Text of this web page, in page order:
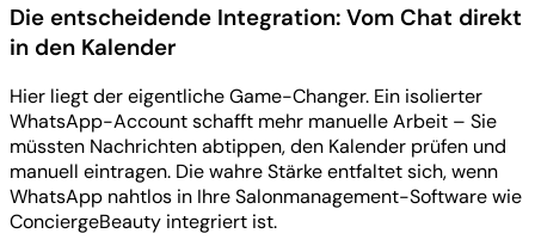
Die entscheidende Integration: Vom Chat direkt
in den Kalender
Hier liegt der eigentliche Game-Changer. Ein isolierter
WhatsApp-Account schafft mehr manuelle Arbeit – Sie
müssten Nachrichten abtippen, den Kalender prüfen und
manuell eintragen. Die wahre Stärke entfaltet sich, wenn
WhatsApp nahtlos in Ihre Salonmanagement-Software wie
ConciergeBeauty integriert ist.